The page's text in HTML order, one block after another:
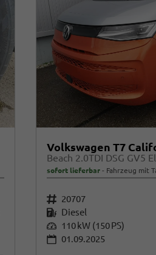
Volkswagen T7
Beach 2.0TDI DSG GV5
sofort lieferbar Fahrzeug mit
Fahrzeugnr. 20707
Kraftstoff Diesel
Leistung 110 kW (150 PS)
01.09.2025